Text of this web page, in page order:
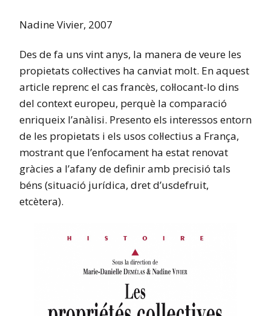
Nadine Vivier, 2007
Des de fa uns vint anys, la manera de veure les
propietats col·lectives ha canviat molt. En aquest
article reprenc el cas francès, col·locant-lo dins
del context europeu, perquè la comparació
enriqueix l’anàlisi. Presento els interessos entorn
de les propietats i els usos col·lectius a França,
mostrant que l’enfocament ha estat renovat
gràcies a l’afany de definir amb precisió tals
béns (situació jurídica, dret d’usdefruit,
etcètera).